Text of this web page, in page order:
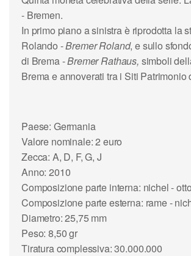
- Bremen.
In primo piano a sinistra è riprodotta la
Rolando -Bremer Roland, e sullo
di Brema-Bremer Rathaus, simboli
Brema e annoverati tra i Siti Patrimonio
Paese: Germania
Valore nominale: 2 euro
Zecca: A, D, F, G, J
Anno: 2010
Composizione parte interna: nichel -
Composizione parte esterna: rame -
Diametro: 25,75 mm
Peso: 8,50 gr
Tiratura complessiva: 30.000.000